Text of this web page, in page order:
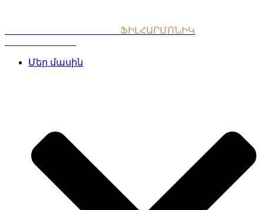
ՖԻԼՀԱՐՄՈՆԻԿ
Մեր մասին